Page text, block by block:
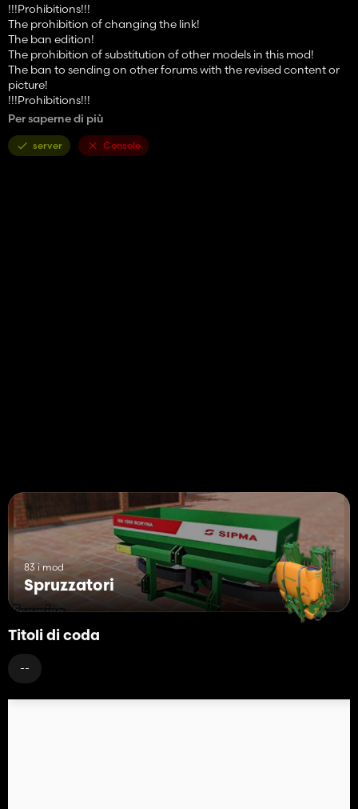
!!!Prohibitions!!!
The prohibition of changing the link!
The ban edition!
The prohibition of substitution of other models in this mod!
The ban to sending on other forums with the revised content or
picture!
!!!Prohibitions!!!
Pavson69
FS15: pawlo101299
Per saperne di più
server Console
83 i mod
Spruzzatori
Titoli di coda
--